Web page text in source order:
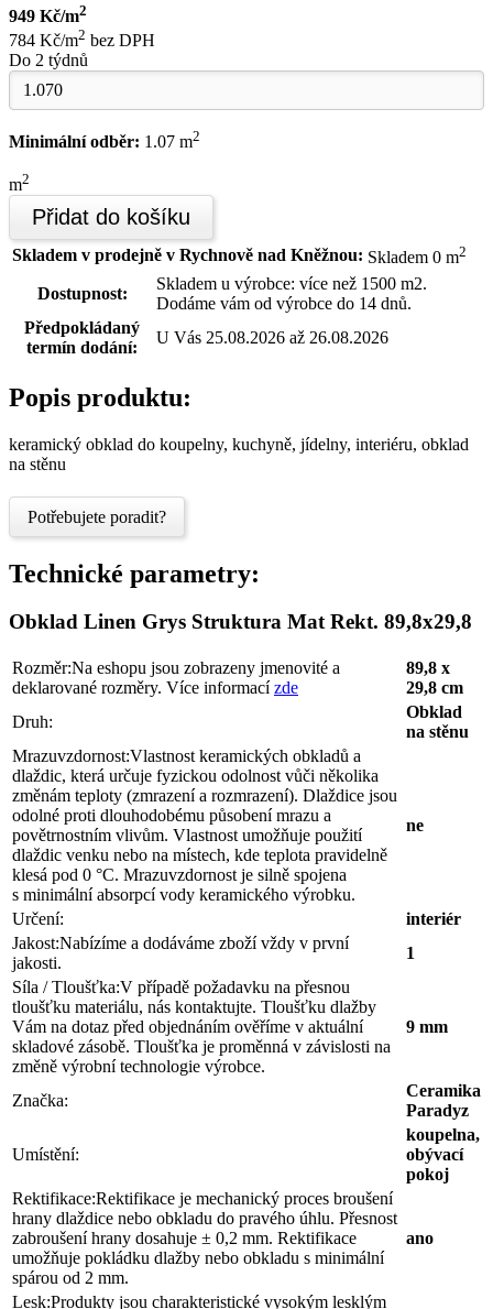
949 Kč/m2
784 Kč/m2 bez DPH
Do 2 týdnů
Minimální odběr: 1.07 m2
m2
Přidat do košíku
Skladem v prodejně v Rychnově nad Kněžnou: Skladem 0 m2
Dostupnost:
Skladem u výrobce: více než 1500 m2.
Dodáme vám od výrobce do 14 dnů.
Předpokládaný
termín dodání:
U Vás 25.08.2026 až 26.08.2026
Popis produktu:
keramický obklad do koupelny, kuchyně, jídelny, interiéru, obklad
na stěnu
Potřebujete poradit?
Technické parametry:
Obklad Linen Grys Struktura Mat Rekt. 89,8x29,8
Rozměr:Na eshopu jsou zobrazeny jmenovité a
deklarované rozměry. Více informacízde
89,8 x
29,8 cm
Druh:
Obklad
na stěnu
Mrazuvzdornost:Vlastnost keramických obkladů a
dlaždic, která určuje fyzickou odolnost vůči několika
změnám teploty (zmrazení a rozmrazení). Dlaždice jsou
odolné proti dlouhodobému působení mrazu a
povětrnostním vlivům. Vlastnost umožňuje použití
dlaždic venku nebo na místech, kde teplota pravidelně
klesá pod 0 °C. Mrazuvzdornost je silně spojena
s minimální absorpcí vody keramického výrobku.
ne
Určení:
interiér
Jakost:Nabízíme a dodáváme zboží vždy v první
jakosti.
1
Síla / Tloušťka:V případě požadavku na přesnou
tloušťku materiálu, nás kontaktujte. Tloušťku dlažby
Vám na dotaz před objednáním ověříme v aktuální
skladové zásobě. Tloušťka je proměnná v závislosti na
změně výrobní technologie výrobce.
9 mm
Značka:
Ceramika
Paradyz
Umístění:
koupelna,
obývací
pokoj
Rektifikace:Rektifikace je mechanický proces broušení
hrany dlaždice nebo obkladu do pravého úhlu. Přesnost
zabroušení hrany dosahuje ± 0,2 mm. Rektifikace
umožňuje pokládku dlažby nebo obkladu s minimální
spárou od 2 mm.
ano
Lesk:Produkty jsou charakteristické vysokým lesklým